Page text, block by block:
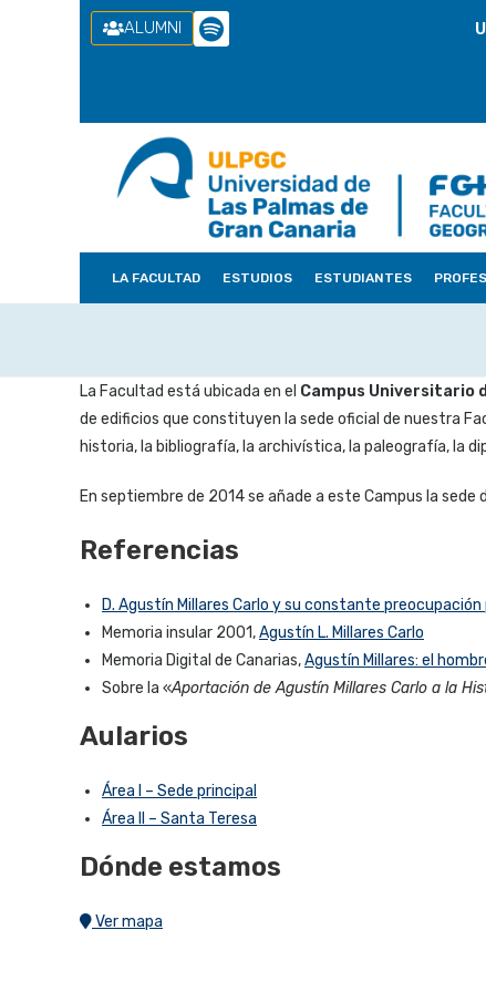
ALUMNI
LA FACULTAD ESTUDIOS ESTUDIANTES
La Facultad está ubicada en el Campus Universitario
de edificios que constituyen la sede oficial de nuestra
historia, la bibliografía, la archivística, la paleografía, la
En septiembre de 2014 se añade a este Campus la
Referencias
D. Agustín Millares Carlo y su constante
Memoria insular 2001,Agustín L. Millares Carlo
Memoria Digital de Canarias,Agustín Millares: el
Sobre la «Aportación de Agustín Millares Carlo a la
Aularios
Área I – Sede principal
Área II – Santa Teresa
Dónde estamos
Ver mapa